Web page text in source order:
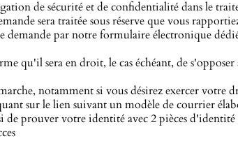
de sécurité et de confidentialité dans le
sera traitée sous réserve que vous
demande par notre formulaire électronique
qu'il sera en droit, le cas échéant, de
notamment si vous désirez exercer votre
sur le lien suivant un modèle de courrier
de prouver votre identité avec 2 pièces d'identité